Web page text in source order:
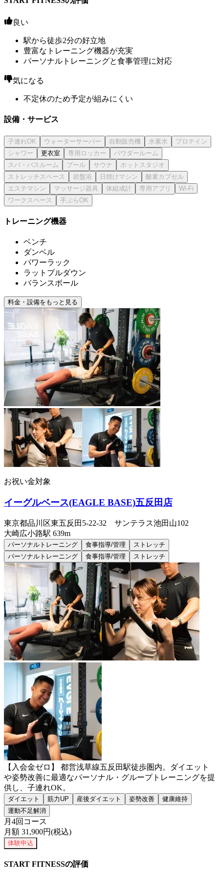
良い
駅から徒歩2分の好立地
豊富なトレーニング機器が充実
パーソナルトレーニングと食事管理に対応
気になる
不定休のため予定が組みにくい
設備・サービス
更衣室
トレーニング機器
ベンチ
ダンベル
パワーラック
ラットプルダウン
バランスボール
料金・設備をもっと見る
お祝い金対象
イーグルベース(EAGLE BASE)五反田店
東京都品川区東五反田5-22-32 サンテラス池田山102
大崎広小路駅 639m
パーソナルトレーニング 食事指導/管理
ストレッチ
パーソナルトレーニング
食事指導/管理 ストレッチ
【入会金ゼロ】 都営浅草線五反田駅徒歩圏内。ダイエット
や姿勢改善に最適なパーソナル・グループトレーニングを提
供し、子連れOK。
ダイエット 筋力UP 産後ダイエット 姿勢改善
健康維持
運動不足解消
月4回コース
月額 31,900円(税込)
体験申込
START FITNESSの評価